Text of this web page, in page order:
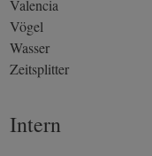
Valencia
Vögel
Wasser
Zeitsplitter
Intern